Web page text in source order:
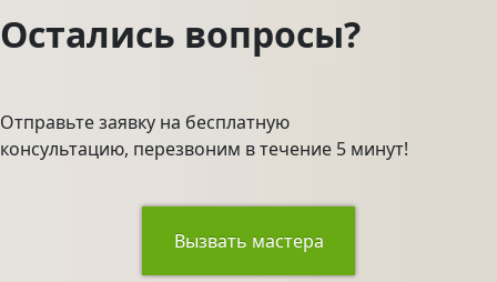
Остались вопросы?
Отправьте заявку на бесплатную
консультацию, перезвоним в течение 5 минут!
Вызвать мастера